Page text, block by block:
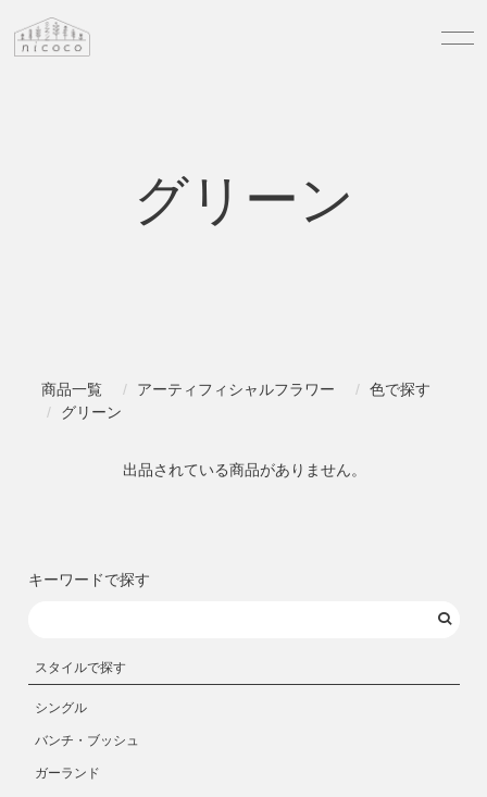
グリーン
商品一覧 アーティフィシャルフラワー
色で探す
グリーン
出品されている商品がありません。
キーワードで探す
スタイルで探す
シングル
バンチ・ブッシュ
ガーランド